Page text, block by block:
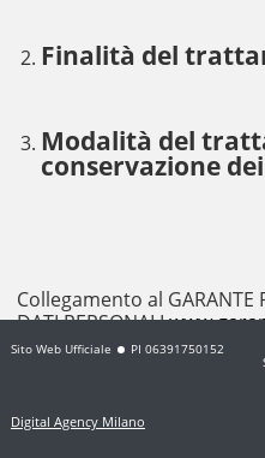
Finalità del
Modalità del
conservazione
Collegamento al GARANTE
DATI PERSONALI
Sito Web Ufficiale PI 06391750152
Digital Agency Milano